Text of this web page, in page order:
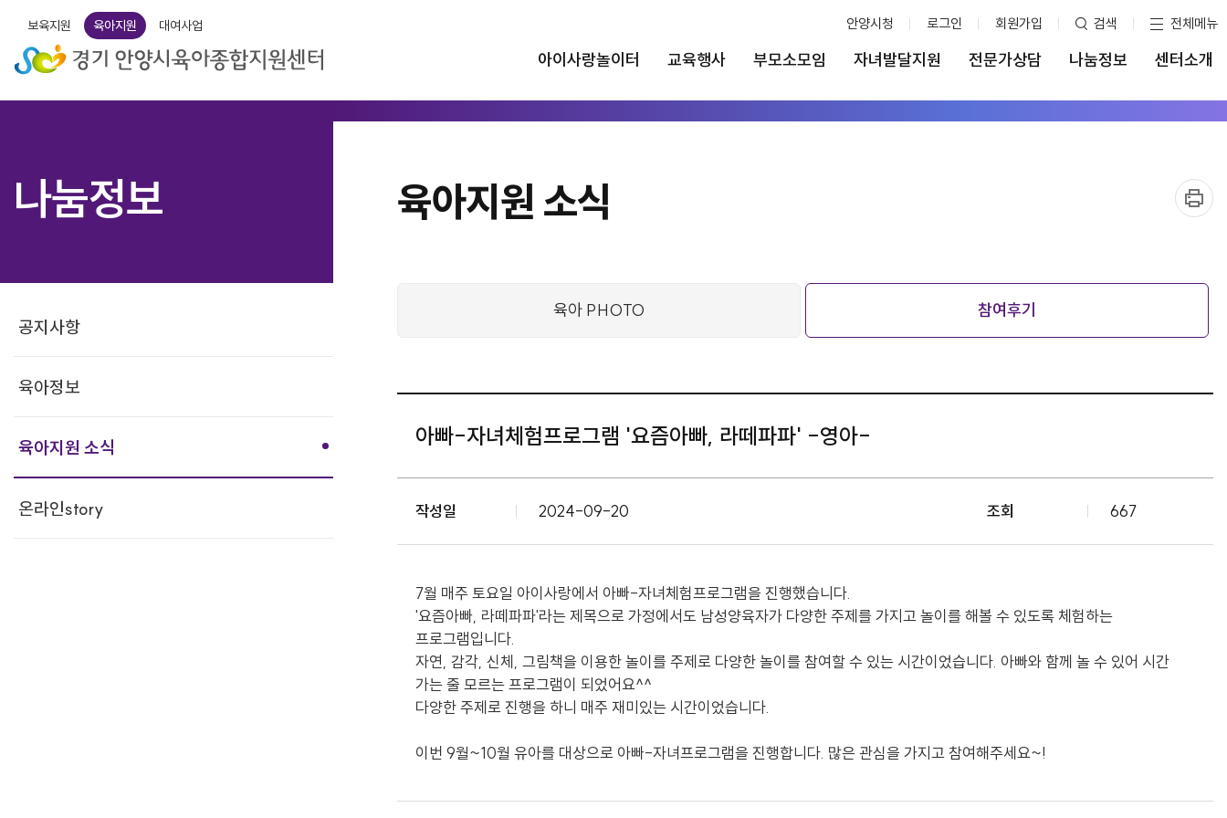
안양시청 로그인 회원가입 검색 전체메뉴
보육지원 육아지원 대여사업
아이사랑놀이터 교육행사 부모소모임 자녀발달지원 전문가상담 나눔정보 센터소개
나눔정보
공지사항
육아정보
육아지원 소식
온라인story
육아지원 소식
육아 PHOTO 참여후기
아빠-자녀체험프로그램 '요즘아빠, 라떼파파' -영아-
작성일 2024-09-20 조회 667
7월 매주 토요일 아이사랑에서 아빠-자녀체험프로그램을 진행했습니다.
'요즘아빠, 라떼파파'라는 제목으로 가정에서도 남성양육자가 다양한 주제를 가지고 놀이를 해볼 수 있도록 체험하는
프로그램입니다.
자연, 감각, 신체, 그림책을 이용한 놀이를 주제로 다양한 놀이를 참여할 수 있는 시간이었습니다. 아빠와 함께 놀 수 있어 시간
가는 줄 모르는 프로그램이 되었어요^^
다양한 주제로 진행을 하니 매주 재미있는 시간이었습니다.
이번 9월~10월 유아를 대상으로 아빠-자녀프로그램을 진행합니다. 많은 관심을 가지고 참여해주세요~!